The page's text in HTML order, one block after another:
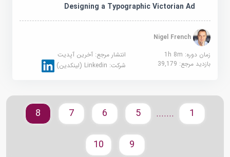
Designing a Typographic Victorian Ad
Nigel French
زمان دوره: 1h 8m
انتشار مرجع:آخرین آپدیت
بازدید مرجع:39,179 شرکت:Linkedin (لینکدین)
.......
10